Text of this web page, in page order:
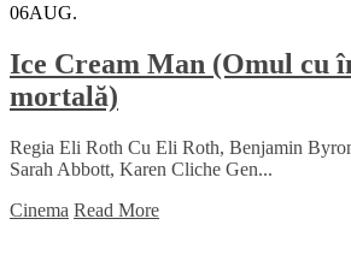
06AUG.
Ice Cream Man (Omul cu
mortală)
Regia Eli Roth Cu Eli Roth, Benjamin
Sarah Abbott, Karen Cliche Gen...
Cinema Read More